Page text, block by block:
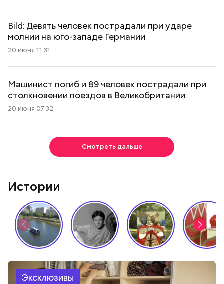
Bild: Девять человек пострадали при ударе
молнии на юго-западе Германии
20 июня 11:31
Машинист погиб и 89 человек пострадали при
столкновении поездов в Великобритании
20 июня 07:32
Смотреть дальше
Истории
Эксклюзивы